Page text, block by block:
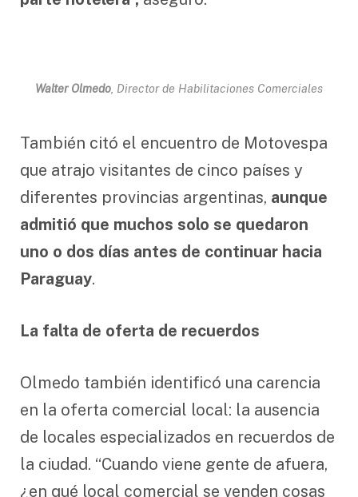
Walter Olmedo , Director de Habilitaciones Comerciales
También citó el encuentro de Motovespa
que atrajo visitantes de cinco países y
diferentes provincias argentinas, aunque
admitió que muchos solo se quedaron
uno o dos días antes de continuar hacia
Paraguay.
La falta de oferta de recuerdos
Olmedo también identificó una carencia
en la oferta comercial local: la ausencia
de locales especializados en recuerdos de
la ciudad. “Cuando viene gente de afuera,
¿en qué local comercial se venden cosas